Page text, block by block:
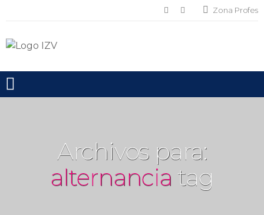
Zona Profes
Toggle mobile menu
Archivos para:
alternancia tag